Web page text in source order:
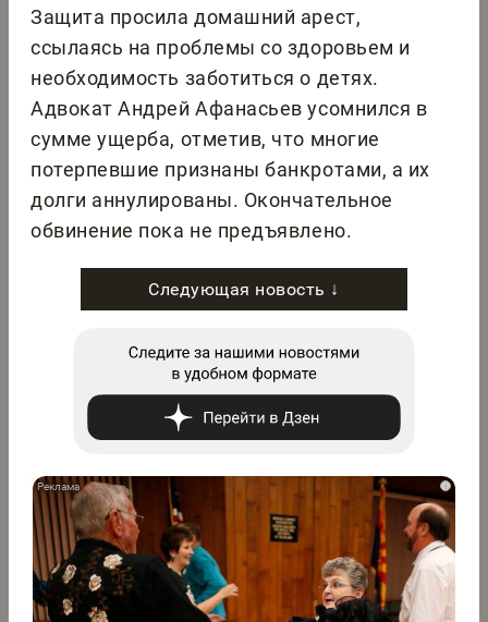
Защита просила домашний арест,
ссылаясь на проблемы со здоровьем и
необходимость заботиться о детях.
Адвокат Андрей Афанасьев усомнился в
сумме ущерба, отметив, что многие
потерпевшие признаны банкротами, а их
долги аннулированы. Окончательное
обвинение пока не предъявлено.
Следующая новость ↓
i